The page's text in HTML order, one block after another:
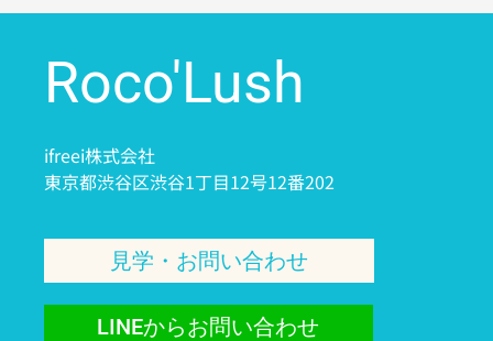
Roco'Lush
ifreei株式会社
東京都渋谷区渋谷1丁目12号12番202
見学・お問い合わせ
LINEからお問い合わせ